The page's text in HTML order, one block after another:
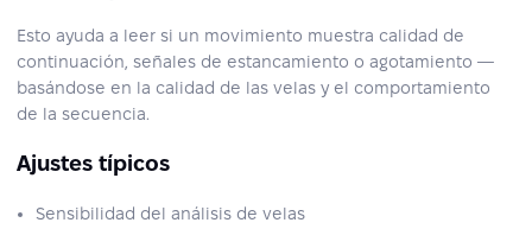
Esto ayuda a leer si un movimiento muestra calidad de
continuación, señales de estancamiento o agotamiento —
basándose en la calidad de las velas y el comportamiento
de la secuencia.
Ajustes típicos
Sensibilidad del análisis de velas